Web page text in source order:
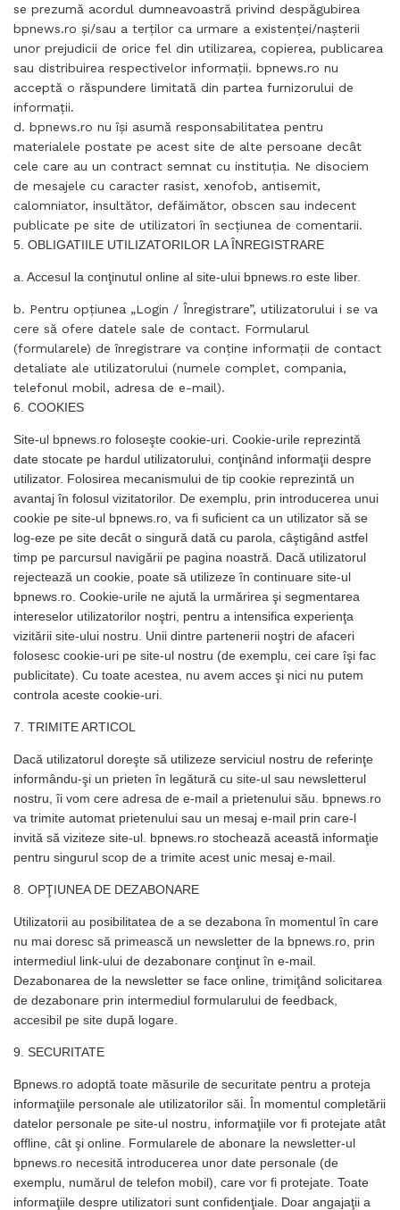
se prezumă acordul dumneavoastră privind despăgubirea
bpnews.ro şi/sau a terţilor ca urmare a existenţei/naşterii
unor prejudicii de orice fel din utilizarea, copierea, publicarea
sau distribuirea respectivelor informaţii. bpnews.ro nu
acceptă o răspundere limitată din partea furnizorului de
informaţii.
d. bpnews.ro nu îşi asumă responsabilitatea pentru
materialele postate pe acest site de alte persoane decât
cele care au un contract semnat cu instituţia. Ne disociem
de mesajele cu caracter rasist, xenofob, antisemit,
calomniator, insultător, defăimător, obscen sau indecent
publicate pe site de utilizatori în secţiunea de comentarii.
5. OBLIGATIILE UTILIZATORILOR LA ÎNREGISTRARE
a. Accesul la conţinutul online al site-ului bpnews.ro este liber.
b. Pentru opţiunea „Login / Înregistrare”, utilizatorului i se va
cere să ofere datele sale de contact. Formularul
(formularele) de înregistrare va conţine informaţii de contact
detaliate ale utilizatorului (numele complet, compania,
telefonul mobil, adresa de e-mail).
6. COOKIES
Site-ul bpnews.ro foloseşte cookie-uri. Cookie-urile reprezintă
date stocate pe hardul utilizatorului, conţinând informaţii despre
utilizator. Folosirea mecanismului de tip cookie reprezintă un
avantaj în folosul vizitatorilor. De exemplu, prin introducerea unui
cookie pe site-ul bpnews.ro, va fi suficient ca un utilizator să se
log-eze pe site decât o singură dată cu parola, câştigând astfel
timp pe parcursul navigării pe pagina noastră. Dacă utilizatorul
rejectează un cookie, poate să utilizeze în continuare site-ul
bpnews.ro. Cookie-urile ne ajută la urmărirea şi segmentarea
intereselor utilizatorilor noştri, pentru a intensifica experienţa
vizitării site-ului nostru. Unii dintre partenerii noştri de afaceri
folosesc cookie-uri pe site-ul nostru (de exemplu, cei care îşi fac
publicitate). Cu toate acestea, nu avem acces şi nici nu putem
controla aceste cookie-uri.
7. TRIMITE ARTICOL
Dacă utilizatorul doreşte să utilizeze serviciul nostru de referinţe
informându-şi un prieten în legătură cu site-ul sau newsletterul
nostru, îi vom cere adresa de e-mail a prietenului său. bpnews.ro
va trimite automat prietenului sau un mesaj e-mail prin care-l
invită să viziteze site-ul. bpnews.ro stochează această informaţie
pentru singurul scop de a trimite acest unic mesaj e-mail.
8. OPŢIUNEA DE DEZABONARE
Utilizatorii au posibilitatea de a se dezabona în momentul în care
nu mai doresc să primească un newsletter de la bpnews.ro, prin
intermediul link-ului de dezabonare conţinut în e-mail.
Dezabonarea de la newsletter se face online, trimiţând solicitarea
de dezabonare prin intermediul formularului de feedback,
accesibil pe site după logare.
9. SECURITATE
Bpnews.ro adoptă toate măsurile de securitate pentru a proteja
informaţiile personale ale utilizatorilor săi. În momentul completării
datelor personale pe site-ul nostru, informaţiile vor fi protejate atât
offline, cât şi online. Formularele de abonare la newsletter-ul
bpnews.ro necesită introducerea unor date personale (de
exemplu, numărul de telefon mobil), care vor fi protejate. Toate
informaţiile despre utilizatori sunt confidenţiale. Doar angajaţii a